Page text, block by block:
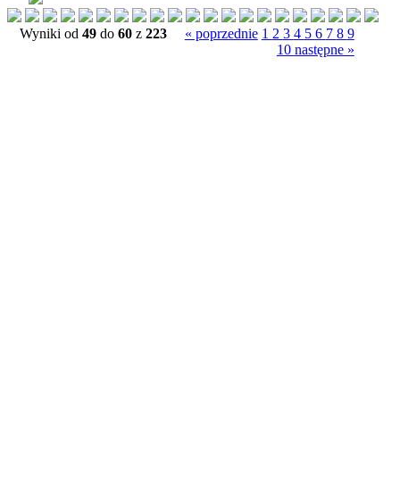
Wyniki od 49do 60z 223 « poprzednie 1 2 3 4 5 6 7 8 9
10 następne »